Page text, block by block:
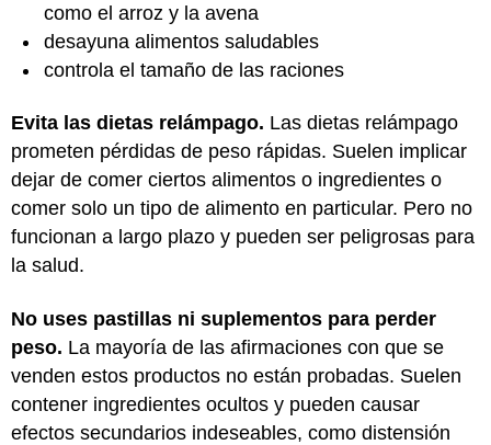
como el arroz y la avena
desayuna alimentos saludables
controla el tamaño de las raciones
Evita las dietas relámpago. Las dietas relámpago
prometen pérdidas de peso rápidas. Suelen implicar
dejar de comer ciertos alimentos o ingredientes o
comer solo un tipo de alimento en particular. Pero no
funcionan a largo plazo y pueden ser peligrosas para
la salud.
No uses pastillas ni suplementos para perder
peso. La mayoría de las afirmaciones con que se
venden estos productos no están probadas. Suelen
contener ingredientes ocultos y pueden causar
efectos secundarios indeseables, como distensión